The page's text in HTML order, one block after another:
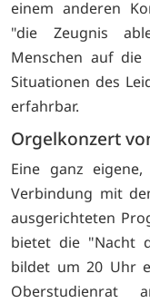
einem anderen
"die Zeugnis
Menschen auf
Situationen des
erfahrbar.
Orgelkonzert
Eine ganz
Verbindung mit
ausgerichteten
bietet die "Nacht
bildet um 20 Uhr
Oberstudienrat